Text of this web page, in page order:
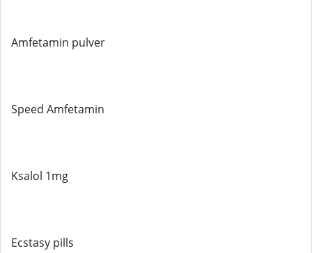
Amfetamin pulver
Speed Amfetamin
Ksalol 1mg
Ecstasy pills